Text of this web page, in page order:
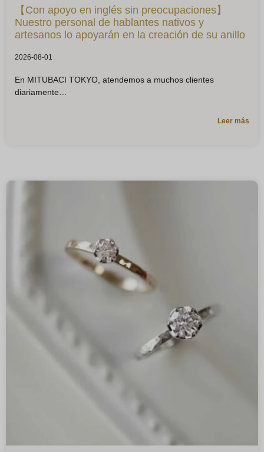
【Con apoyo en inglés sin preocupaciones】
Nuestro personal de hablantes nativos y
artesanos lo apoyarán en la creación de su anillo
2026-08-01
En MITUBACI TOKYO, atendemos a muchos clientes
diariamente
Leer más